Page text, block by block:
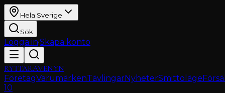
Hela Sverige
Sök
Logga in·Skapa konto
RYTTARAVENYN
FöretagVarumärkenTävlingarNyheterSmittoläge
10